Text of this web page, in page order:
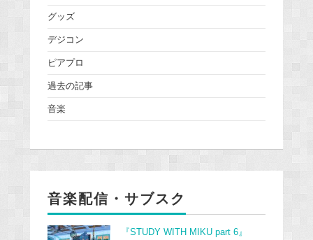
グッズ
デジコン
ピアプロ
過去の記事
音楽
音楽配信・サブスク
『STUDY WITH MIKU part 6』